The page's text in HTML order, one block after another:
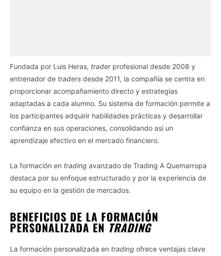
Fundada por Luis Heras, traderprofesional desde 2008 y
entrenador de traders desde 2011, la compañía se centra en
proporcionar acompañamiento directo y estrategias
adaptadas a cada alumno. Su sistema de formación permite a
los participantes adquirir habilidades prácticas y desarrollar
confianza en sus operaciones, consolidando así un
aprendizaje efectivo en el mercado financiero.
La formación en trading avanzado de Trading A Quemarropa
destaca por su enfoque estructurado y por la experiencia de
su equipo en la gestión de mercados.
BENEFICIOS DE LA FORMACIÓN
PERSONALIZADA EN TRADING
La formación personalizada en trading ofrece ventajas clave